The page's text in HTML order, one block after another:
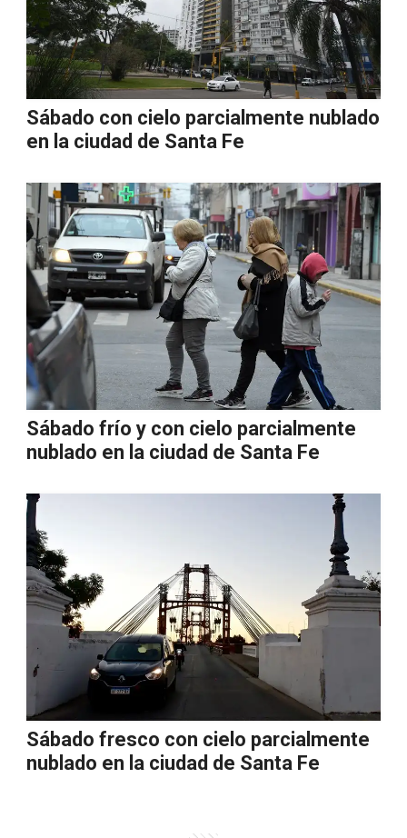
Sábado con cielo parcialmente nublado
en la ciudad de Santa Fe
Sábado frío y con cielo parcialmente
nublado en la ciudad de Santa Fe
Sábado fresco con cielo parcialmente
nublado en la ciudad de Santa Fe